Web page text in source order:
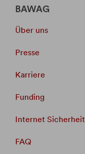
BAWAG
Über uns
Presse
Karriere
Funding
Internet Sicherheit
FAQ